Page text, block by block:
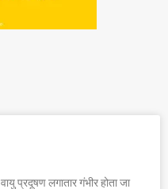
प्रदूषण लगातार गंभीर होता जा